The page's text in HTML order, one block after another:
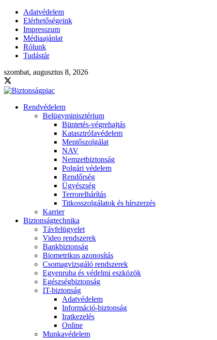
Adatvédelem
Elérhetőségeink
Impresszum
Médiaajánlat
Rólunk
Tudástár
szombat, augusztus 8, 2026
Rendvédelem
Belügyminisztérium
Büntetés-végrehajtás
Katasztrófavédelem
Mentőszolgálat
NAV
Nemzetbiztonság
Polgári védelem
Rendőrség
Ügyészség
Terrorelhárítás
Titkosszolgálatok és hírszerzés
Karrier
Biztonságtechnika
Távfelügyelet
Video rendszerek
Bankbiztonság
Biometrikus azonosítás
Csomagvizsgáló rendszerek
Egyenruha és védelmi eszközök
Egészségbiztonság
IT-biztonság
Adatvédelem
Információ-biztonság
Iratkezelés
Online
Munkavédelem